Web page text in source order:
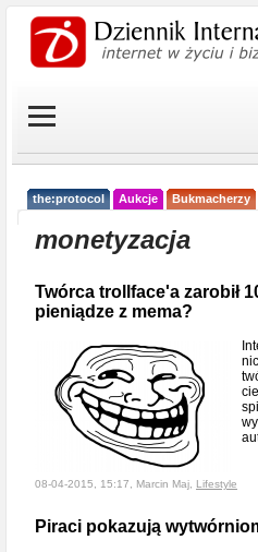
the:protocol Aukcje Bukmacherzy
monetyzacja
Twórca trollface'a zarobił
pieniądze z mema?
08-04-2015, 15:17, Marcin Maj, Lifestyle
Piraci pokazują